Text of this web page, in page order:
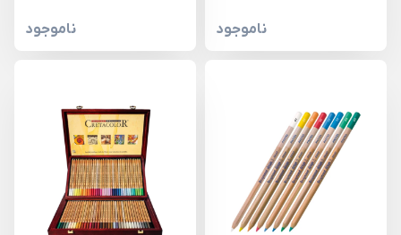
ناموجود ناموجود